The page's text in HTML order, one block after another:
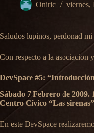
Oniric viernes,
Saludos lupinos, perdonad
Con respecto a la asociacion
DevSpace #5:
Sábado 7 Febrero de 2009.
Centro Cívico “Las
En este DevSpace